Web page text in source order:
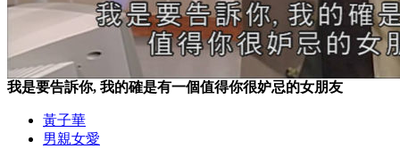
我是要告訴你, 我的確是有一個值得你很妒忌的女朋友
黃子華
男親女愛